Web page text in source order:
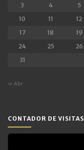
3
4 5
10
11 12
17
18 19
24
25 26
31
« Abr
CONTADOR DE VISITAS